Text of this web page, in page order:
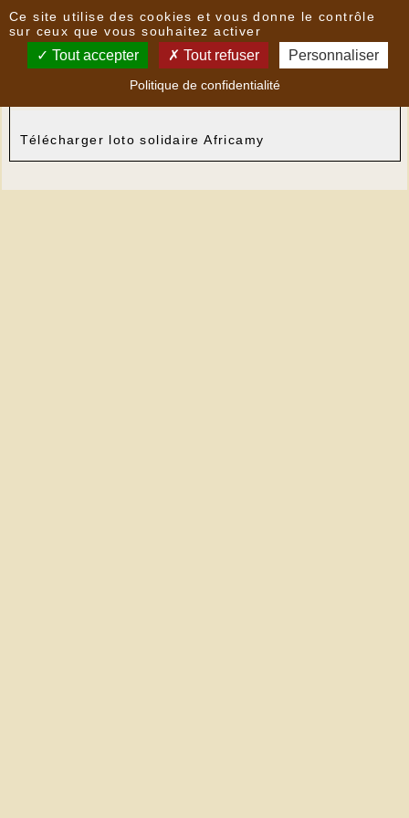
Nouvelles
loto solidaire Africamy - le15/02/2019 11:20
Télécharger loto solidaire Africamy
Ce site utilise des cookies et vous donne le contrôle
sur ceux que vous souhaitez activer
Tout accepter Tout refuser Personnaliser
Politique de confidentialité